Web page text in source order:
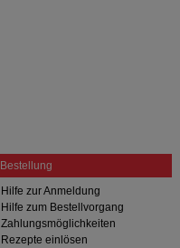
Bestellung
Hilfe zur Anmeldung
Hilfe zum Bestellvorgang
Zahlungsmöglichkeiten
Rezepte einlösen